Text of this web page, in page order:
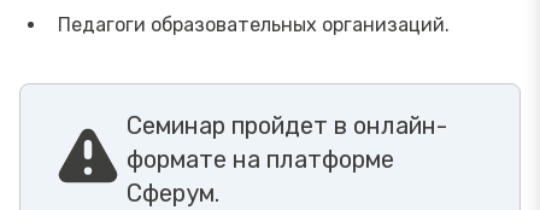
Педагоги образовательных организаций.
Семинар пройдет в онлайн-
формате на платформе
Сферум.